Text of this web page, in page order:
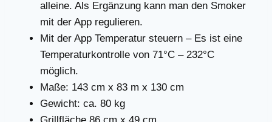
alleine. Als Ergänzung kann man den Smoker
mit der App regulieren.
Mit der App Temperatur steuern – Es ist eine
Temperaturkontrolle von 71°C – 232°C
möglich.
Maße: 143 cm x 83 m x 130 cm
Gewicht: ca. 80 kg